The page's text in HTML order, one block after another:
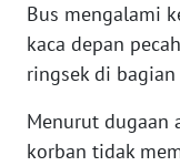
Bus mengalami
kaca depan
ringsek di bagian
Menurut dugaan
korban tidak
WN
JAKARTA
JABAR